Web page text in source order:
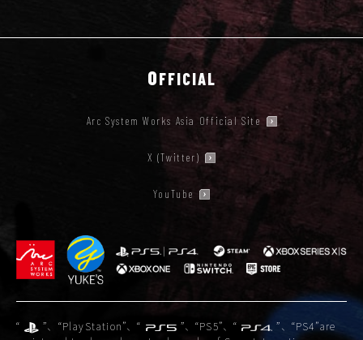
“ ”、“PlayStation”、“ ”、“PS5”、“
”、“PS4”are
OFFICIAL
Arc System Works Asia Official Site
X (Twitter)
YouTube